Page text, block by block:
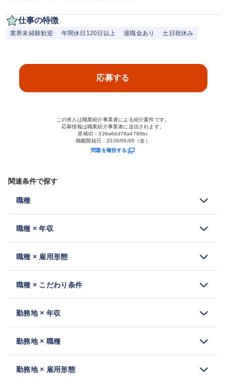
仕事の特徴
業界未経験歓迎 年間休日120日以上 退職金あり 土日祝休み
応募する
この求人は職業紹介事業者による紹介案件です。
応募情報は職業紹介事業者に送信されます。
原稿ID：326a6dd78a4790bc
掲載開始日：2026/06/05（金）
問題を報告する
関連条件で探す
職種
職種 × 年収
職種 × 雇用形態
職種 × こだわり条件
勤務地 × 年収
勤務地 × 職種
勤務地 × 雇用形態